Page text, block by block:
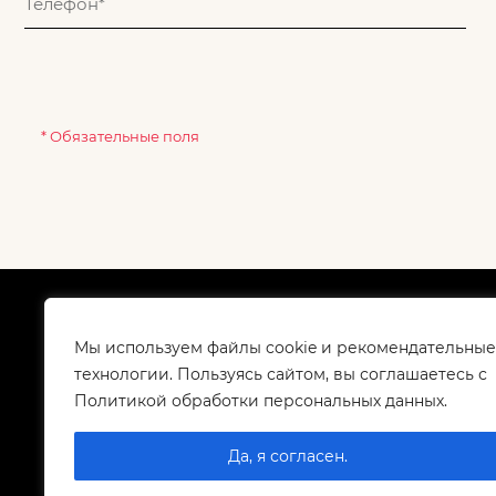
Мы используем файлы cookie и рекомендательные
технологии. Пользуясь сайтом, вы соглашаетесь с
Политикой обработки персональных данных.
Да, я согласен.
* Обязательные поля
Корпоративным клиентам
Контакты